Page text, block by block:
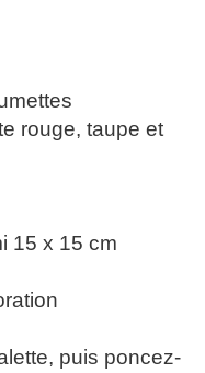
rouge, taupe et
15 x 15 cm
puis poncez-